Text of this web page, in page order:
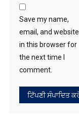
Save my name,
email, and website
in this browser for
the next time I
comment.